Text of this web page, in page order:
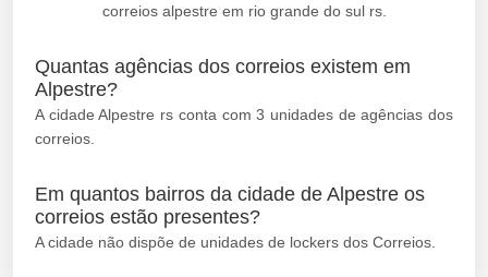
correios alpestre em rio grande do sul rs.
Quantas agências dos correios existem em
Alpestre?
A cidade Alpestre rs conta com 3 unidades de agências dos
correios.
Em quantos bairros da cidade de Alpestre os
correios estão presentes?
A cidade não dispõe de unidades de lockers dos Correios.